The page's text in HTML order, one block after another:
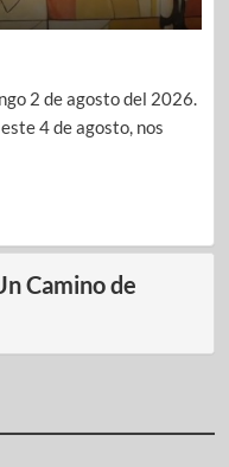
2 de agosto del 2026.
4 de agosto, nos
Camino de